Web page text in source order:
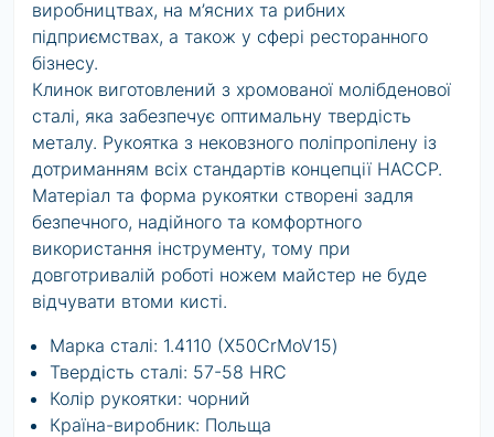
виробництвах, на м’ясних та рибних
підприємствах, а також у сфері ресторанного
бізнесу.
Клинок виготовлений з хромованої молібденової
сталі, яка забезпечує оптимальну твердість
металу. Рукоятка з нековзного поліпропілену із
дотриманням всіх стандартів концепції НАССР.
Матеріал та форма рукоятки створені задля
безпечного, надійного та комфортного
використання інструменту, тому при
довготривалій роботі ножем майстер не буде
відчувати втоми кисті.
Марка сталі: 1.4110 (X50CrMoV15)
Твердість сталі: 57-58 HRC
Колір рукоятки: чорний
Країна-виробник: Польща